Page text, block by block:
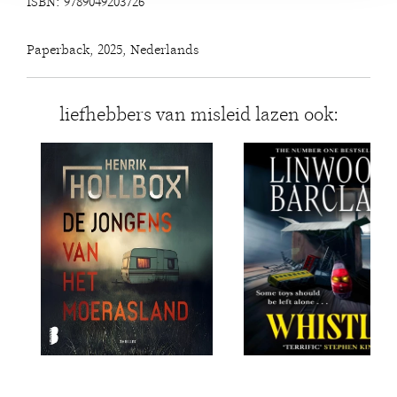
Paperback, 2025, Nederlands
liefhebbers van misleid lazen ook: